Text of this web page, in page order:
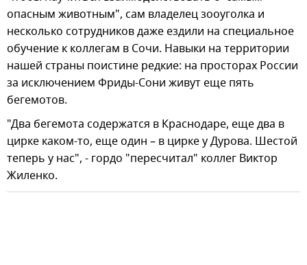
опасным животным", сам владелец зооуголка и
несколько сотрудников даже ездили на специальное
обучение к коллегам в Сочи. Навыки на территории
нашей страны поистине редкие: на просторах России
за исключением Фриды-Сони живут еще пять
бегемотов.
"Два бегемота содержатся в Краснодаре, еще два в
цирке каком-то, еще один – в цирке у Дурова. Шестой
теперь у нас", - гордо "пересчитал" коллег Виктор
Жиленко.